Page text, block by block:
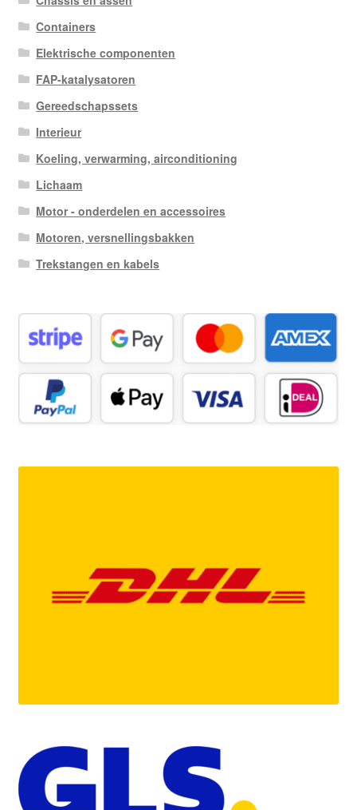
Containers
Elektrische componenten
FAP-katalysatoren
Gereedschapssets
Interieur
Koeling, verwarming, airconditioning
Lichaam
Motor - onderdelen en accessoires
Motoren, versnellingsbakken
Trekstangen en kabels